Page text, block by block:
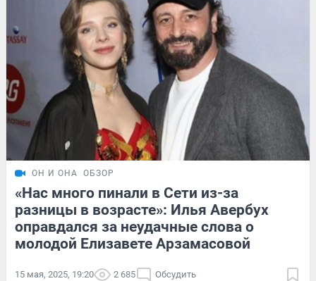
ОН И ОНА ОБЗОР
«Нас много пинали в Сети из-за
разницы в возрасте»: Илья Авербух
оправдался за неудачные слова о
молодой Елизавете Арзамасовой
15 мая, 2025, 19:20 2 685 Обсудить